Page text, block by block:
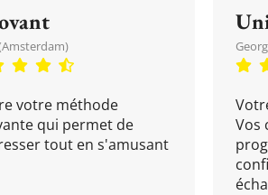
votre méthode
qui permet de
tout en s'amusant
Vos